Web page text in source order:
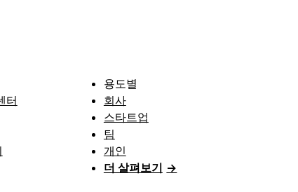
터
용도별
회사
스타트업
팀
개인
더 살펴보기 →